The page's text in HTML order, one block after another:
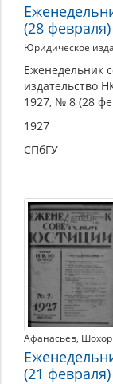
(28 февраля)
Юридическое
Еженедельник
издательство
1927, № 8 (28
1927
СПбГУ
Афанасьев,
(21 февраля)